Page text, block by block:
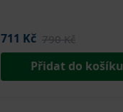
711 Kč 790 Kč
Přidat do košíku